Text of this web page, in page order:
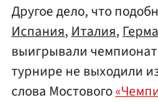
Другое дело, что
Испания, Италия,
выигрывали
турнире не выходили
слова Мостового